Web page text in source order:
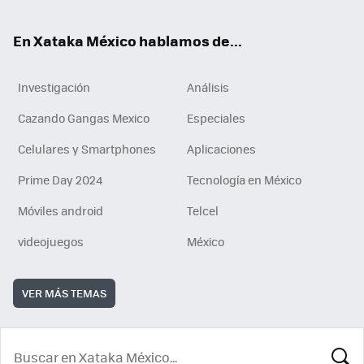
En Xataka México hablamos de...
Investigación
Análisis
Cazando Gangas Mexico
Especiales
Celulares y Smartphones
Aplicaciones
Prime Day 2024
Tecnología en México
Móviles android
Telcel
videojuegos
México
VER MÁS TEMAS